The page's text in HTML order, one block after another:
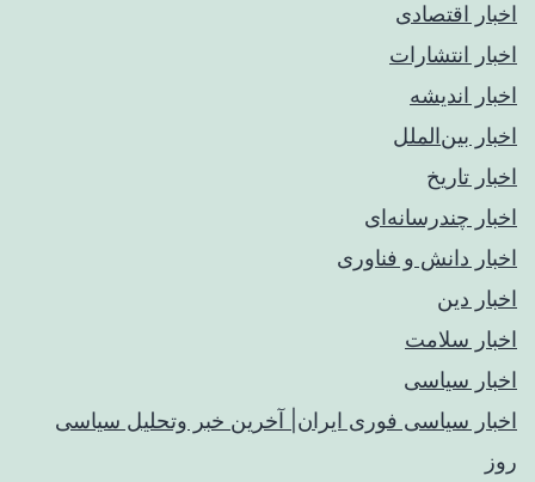
اخبار اقتصادی
اخبار انتشارات
اخبار اندیشه
اخبار بین‌الملل
اخبار تاریخ
اخبار چندرسانه‌ای
اخبار دانش و فناوری
اخبار دین
اخبار سلامت
اخبار سیاسی
اخبار سیاسی فوری ایران| آخرین خبر وتحلیل سیاسی
روز